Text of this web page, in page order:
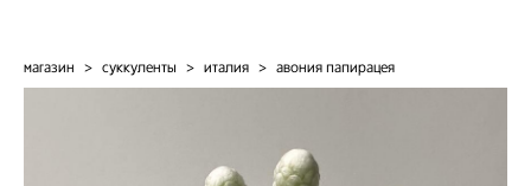
магазин > суккуленты > италия > авония папирацея